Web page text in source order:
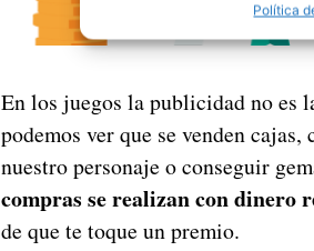
Política
En los juegos la publicidad no es
podemos ver que se venden
nuestro personaje o conseguir
compras se realizan con dinero
de que te toque un premio.